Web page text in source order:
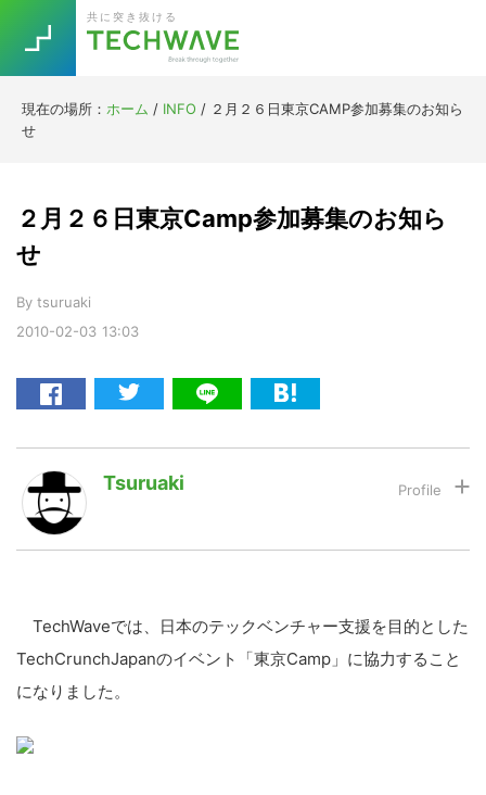
primary
navigation
main
content
primary
sidebar
footer
共に突き抜ける
現在の場所： ホーム / INFO / ２月２６日東京CAMP参加募集のお知ら
せ
2010-02-03 13:03
２月２６日東京Camp参加募集のお知ら
せ
By tsuruaki
Tsuruaki
TechWaveでは、日本のテックベンチャー支援を目的とした
TechCrunchJapanのイベント「東京Camp」に協力すること
になりました。
TOPICS
RE:LIFE
Re:Work
AI
Drone
[Startup]
[Voice Edition]
[YouTube]
投資家登録
Trend